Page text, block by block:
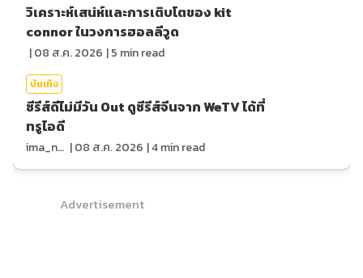
วิเคราะห์เสน่ห์และการเติบโตของ kit
connor ในวงการฮอลลีวูด
|08 ส.ค. 2026 |5 min read
บันเทิง
ซีรีส์ดีไม่มีวัน Out ดูซีรีส์จีนจาก WeTV ได้ที่
ทรูไอดี
ima_nan |08 ส.ค. 2026 |4min read
Advertisement